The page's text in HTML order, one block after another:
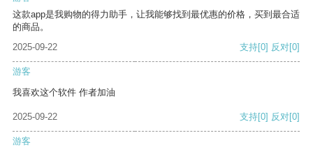
这款app是我购物的得力助手，让我能够找到最优惠的价格，买到最合适
的商品。
2025-09-22
支持[0] 反对[0]
游客
我喜欢这个软件 作者加油
2025-09-22 支持[0] 反对[0]
游客